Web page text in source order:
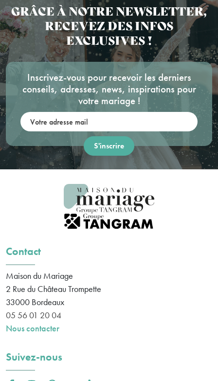
GRÂCE À NOTRE NEWSLETTER,
RECEVEZ DES INFOS
EXCLUSIVES !
Inscrivez-vous pour recevoir les derniers
conseils, adresses, news, inspirations pour
votre mariage !
Contact
Maison du Mariage
2 Rue du Château Trompette
33000 Bordeaux
05 56 01 20 04
Nous contacter
Suivez-nous